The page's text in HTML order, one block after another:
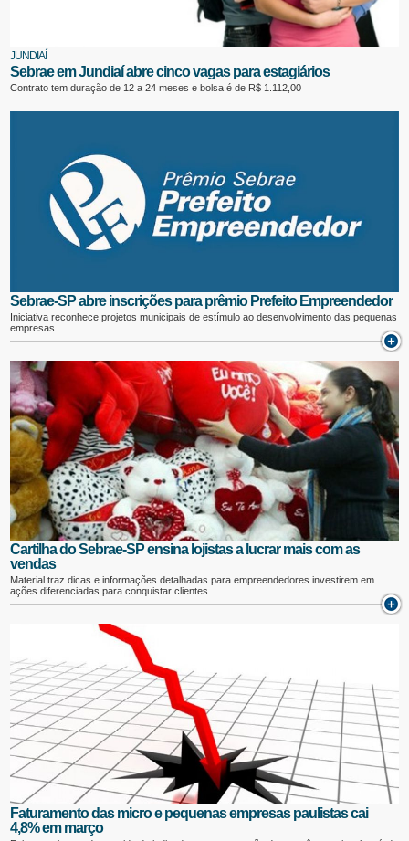
JUNDIAÍ
Sebrae em Jundiaí abre cinco vagas para estagiários
Contrato tem duração de 12 a 24 meses e bolsa é de R$ 1.112,00
Sebrae-SP abre inscrições para prêmio Prefeito Empreendedor
Iniciativa reconhece projetos municipais de estímulo ao desenvolvimento das pequenas
empresas
Cartilha do Sebrae-SP ensina lojistas a lucrar mais com as
vendas
Material traz dicas e informações detalhadas para empreendedores investirem em
ações diferenciadas para conquistar clientes
Faturamento das micro e pequenas empresas paulistas cai
4,8% em março